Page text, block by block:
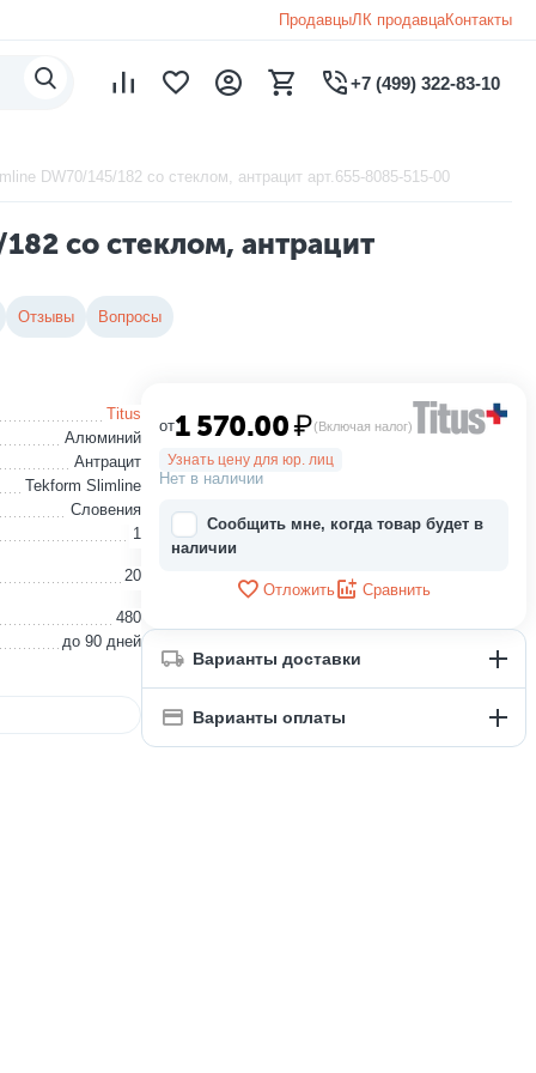
ПродавцыЛК продавцаКонтакты
+7 (499) 322-83-10
DW70/145/182 со стеклом, антрацит арт.655-8085-515-00
со стеклом, антрацит
Отзывы Вопросы
Titus
Алюминий
Антрацит
Tekform Slimline
Словения
1
20
480
до 90 дней
от1 570.00₽(Включая налог)
Узнать цену для юр. лиц
Нет в наличии
Сообщить мне, когда товар будет в
наличии
Отложить Сравнить
Варианты доставки
Варианты оплаты